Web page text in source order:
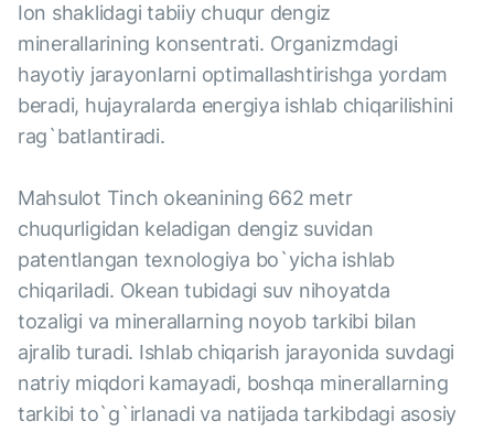
Ion shaklidagi tabiiy chuqur dengiz
minerallarining konsentrati. Organizmdagi
hayotiy jarayonlarni optimallashtirishga yordam
beradi, hujayralarda energiya ishlab chiqarilishini
rag`batlantiradi.
Mahsulot Tinch okeanining 662 metr
chuqurligidan keladigan dengiz suvidan
patentlangan texnologiya bo`yicha ishlab
chiqariladi. Okean tubidagi suv nihoyatda
tozaligi va minerallarning noyob tarkibi bilan
ajralib turadi. Ishlab chiqarish jarayonida suvdagi
natriy miqdori kamayadi, boshqa minerallarning
tarkibi to`g`irlanadi va natijada tarkibdagi asosiy